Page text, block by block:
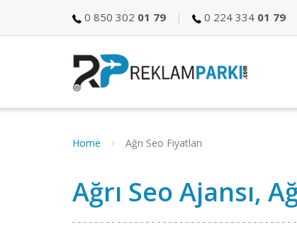
0 850 302 01 79 0 224 334 01 79
Home Ağrı Seo Fiyatları
Ağrı Seo Ajansı,